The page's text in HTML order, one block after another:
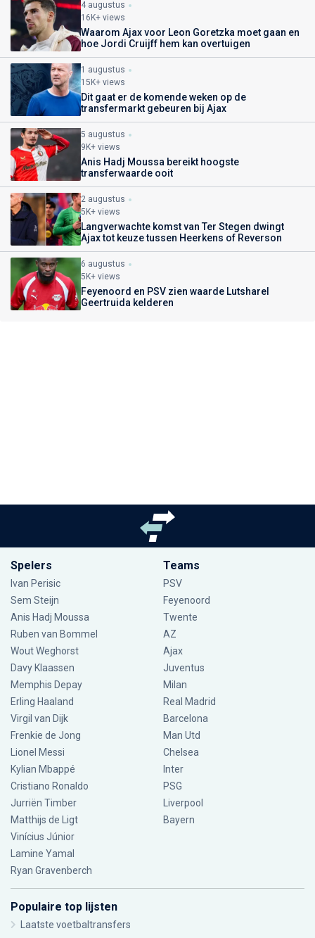
4 augustus
16K+ views
Waarom Ajax voor Leon Goretzka moet gaan en
hoe Jordi Cruijff hem kan overtuigen
1 augustus
15K+ views
Dit gaat er de komende weken op de
transfermarkt gebeuren bij Ajax
5 augustus
9K+ views
Anis Hadj Moussa bereikt hoogste
transferwaarde ooit
2 augustus
5K+ views
Langverwachte komst van Ter Stegen dwingt
Ajax tot keuze tussen Heerkens of Reverson
6 augustus
5K+ views
Feyenoord en PSV zien waarde Lutsharel
Geertruida kelderen
Spelers
Ivan Perisic
Sem Steijn
Anis Hadj Moussa
Ruben van Bommel
Wout Weghorst
Davy Klaassen
Memphis Depay
Erling Haaland
Virgil van Dijk
Frenkie de Jong
Lionel Messi
Kylian Mbappé
Cristiano Ronaldo
Jurriën Timber
Matthijs de Ligt
Vinícius Júnior
Lamine Yamal
Ryan Gravenberch
Teams
PSV
Feyenoord
Twente
AZ
Ajax
Juventus
Milan
Real Madrid
Barcelona
Man Utd
Chelsea
Inter
PSG
Liverpool
Bayern
Populaire top lijsten
Laatste voetbaltransfers